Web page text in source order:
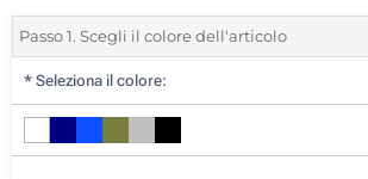
Passo 1. Scegli il colore dell'articolo
* Seleziona il colore: